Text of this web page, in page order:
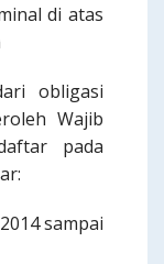
di atas
obligasi
Wajib
pada
sampai